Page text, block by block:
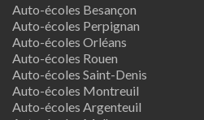
Auto-écoles Besançon
Auto-écoles Perpignan
Auto-écoles Orléans
Auto-écoles Rouen
Auto-écoles Saint-Denis
Auto-écoles Montreuil
Auto-écoles Argenteuil